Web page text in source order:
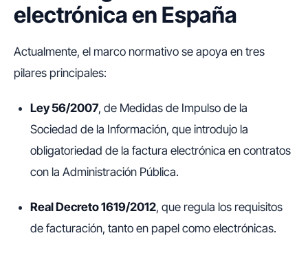
electrónica en España
Actualmente, el marco normativo se apoya en tres
pilares principales:
Ley 56/2007, de Medidas de Impulso de la
Sociedad de la Información, que introdujo la
obligatoriedad de la factura electrónica en contratos
con la Administración Pública.
Real Decreto 1619/2012, que regula los requisitos
de facturación, tanto en papel como electrónicas.